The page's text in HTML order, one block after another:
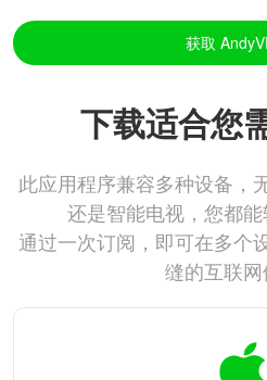
获取
下载适合您
此应用程序兼容多种设备，
还是智能电视，您都能
通过一次订阅，即可在多个
缝的互联网